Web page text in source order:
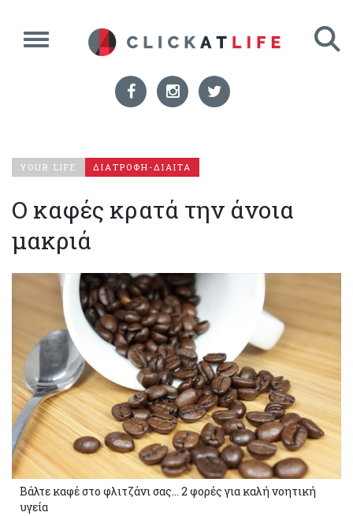
YOUR LIFE ΔΙΑΤΡΟΦΗ-ΔΙΑΙΤΑ
Ο καφές κρατά την άνοια
μακριά
Βάλτε καφέ στο φλιτζάνι σας... 2 φορές για καλή νοητική
υγεία